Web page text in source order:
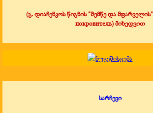
(გ. დიაჩენკოს წიგნის "შემწე და
покровитель) მიხედვით
სარჩევი